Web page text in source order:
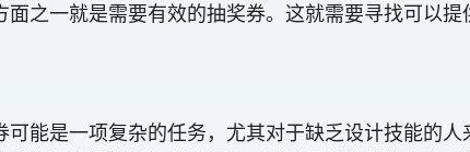
之一就是需要有效的抽奖券。这就需要寻找可以提
能是一项复杂的任务，尤其对于缺乏设计技能的